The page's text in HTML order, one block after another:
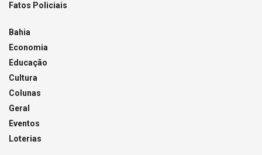
Fatos Policiais
Bahia
Economia
Educação
Cultura
Colunas
Geral
Eventos
Loterias